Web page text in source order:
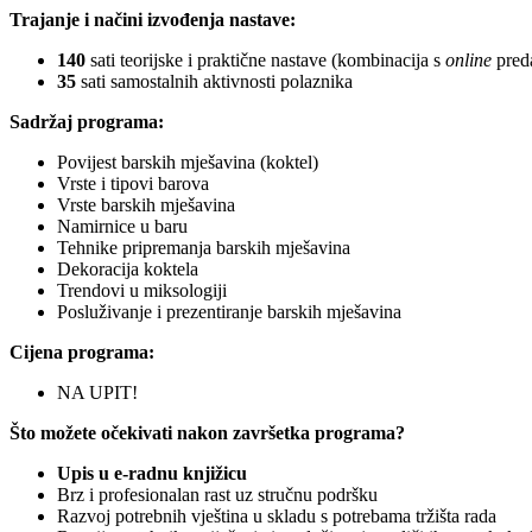
Trajanje i načini izvođenja nastave:
140 sati teorijske i praktične nastave (kombinacija s online
35 sati samostalnih aktivnosti polaznika
Sadržaj programa:
Povijest barskih mješavina (koktel)
Vrste i tipovi barova
Vrste barskih mješavina
Namirnice u baru
Tehnike pripremanja barskih mješavina
Dekoracija koktela
Trendovi u miksologiji
Posluživanje i prezentiranje barskih mješavina
Cijena programa:
NA UPIT!
Što možete očekivati nakon završetka programa?
Upis u e‑radnu knjižicu
Brz i profesionalan rast uz stručnu podršku
Razvoj potrebnih vještina u skladu s potrebama tržišta rada